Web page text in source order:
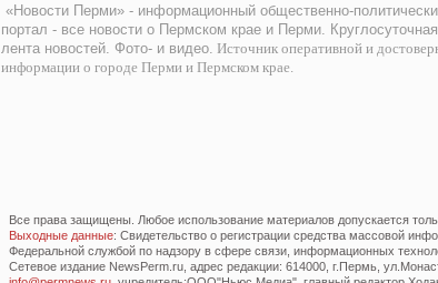
«Новости Перми» - информационный общественно-
портал - все новости о Пермском крае и Перми. Круглосуточная
лента новостей. Фото- и видео. Источник оперативной и
информации о городе Перми и Пермском крае.
Все права защищены. Любое использование материалов допускается
Выходные данные: Свидетельство о регистрации средства массовой
Федеральной службой по надзору в сфере связи, информационных
Сетевое издание NewsPerm.ru, адрес редакции: 614000, г.Пермь,